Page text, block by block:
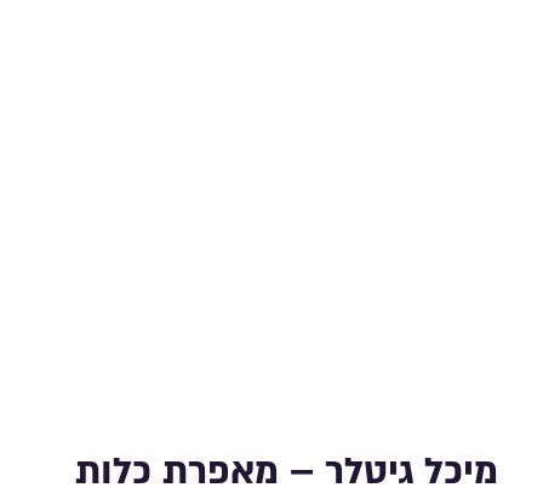
מיכל גיטלר – מאפרת כלות